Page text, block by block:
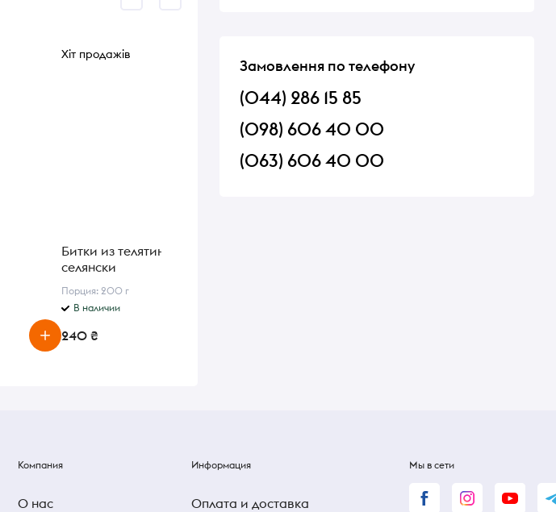
Хіт продажів
Битки из телятины по-
селянски
Порция: 200 г
В наличии
240 ₴
Замовлення по телефону
(044) 286 15 85
(098) 606 40 00
(063) 606 40 00
Компания
О нас
Информация
Оплата и доставка
Мы в сети